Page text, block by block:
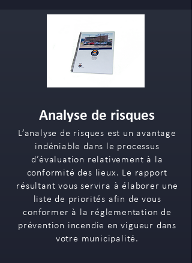
Analyse de risques
L’analyse de risques est un avantage
indéniable dans le processus
d’évaluation relativement à la
conformité des lieux. Le rapport
résultant vous servira à élaborer une
liste de priorités afin de vous
conformer à la réglementation de
prévention incendie en vigueur dans
votre municipalité.